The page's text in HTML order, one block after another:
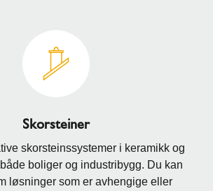
Skorsteiner
skorsteinssystemer i keramikk og
boliger og industribygg. Du kan
løsninger som er avhengige eller